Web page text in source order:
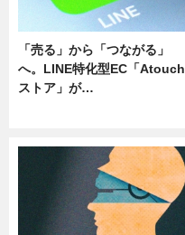
「売る」から「つながる」
へ。LINE特化型EC「Atouch
ストア」が…